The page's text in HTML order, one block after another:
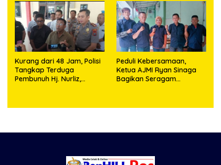
Kurang dari 48 Jam, Polisi
Tangkap Terduga
Pembunuh Hj. Nurliz,
Peduli Kebersamaan,
Ketua AJMI Ryan Sinaga
Bagikan Seragam